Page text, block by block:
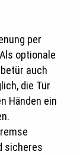
per
optionale
auch
die Tür
Händen ein
sicheres